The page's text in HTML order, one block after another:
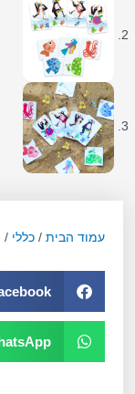
עמוד הבית /כללי /